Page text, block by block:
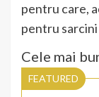
pentru care,
pentru sarcini
Cele mai
FEATURED